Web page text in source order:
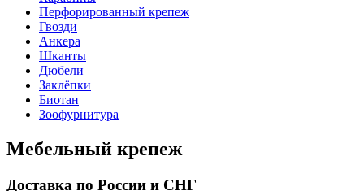
Перфорированный крепеж
Гвозди
Анкера
Шканты
Дюбели
Заклёпки
Биотан
Зоофурнитура
Мебельный крепеж
Доставка по России и СНГ